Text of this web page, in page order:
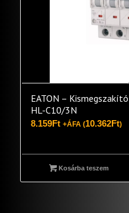
EATON –
HL-C10/3N
8.159Ft +ÁFA (10.362Ft)
Kosárba teszem